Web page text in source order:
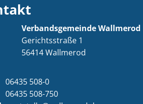
Verbandsgemeinde Wallmerod
Gerichtsstraße 1
56414Wallmerod
06435 508-0
06435 508-750